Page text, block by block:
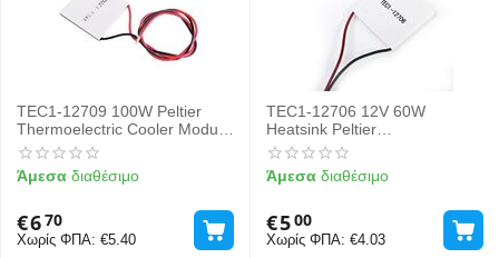
TEC1-12709 100W Peltier
Thermoelectric Cooler Module
40mm
Άμεσα διαθέσιμο
€670
Χωρίς ΦΠΑ: €5.40
TEC1-12706 12V 60W
Heatsink Peltier
Thermoelectric Cooler
Άμεσα διαθέσιμο
€500
Χωρίς ΦΠΑ: €4.03